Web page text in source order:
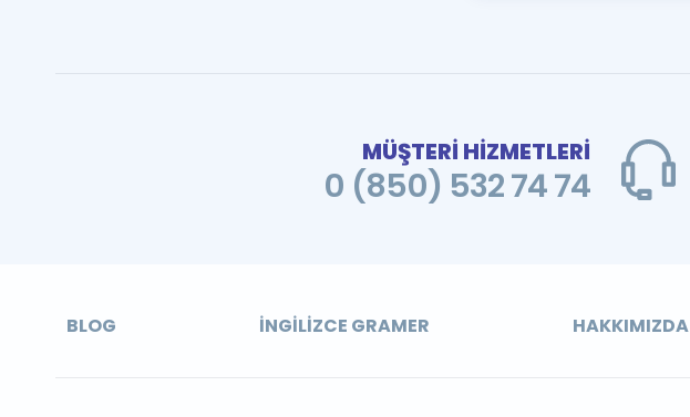
MÜŞTERİ HİZMETLERİ
0 (850) 532 74 74
BLOG İNGILIZCE GRAMER HAKKIMIZDA